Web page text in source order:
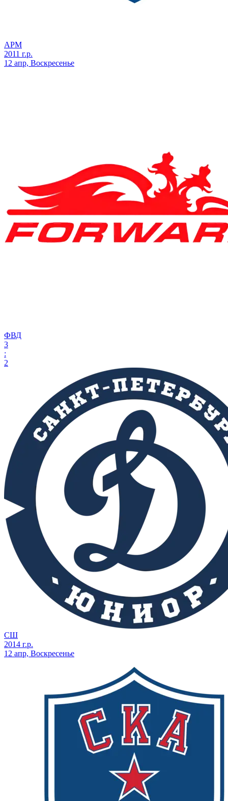
АРМ
2011 г.р.
12 апр, Воскресенье
ФВД
3
:
2
СШ
2014 г.р.
12 апр, Воскресенье